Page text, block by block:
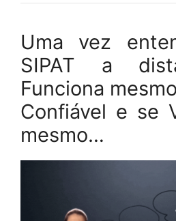
Uma vez
SIPAT a
Funciona
Confiável e se
mesmo…